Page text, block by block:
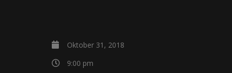
Oktober 31, 2018
9:00 pm